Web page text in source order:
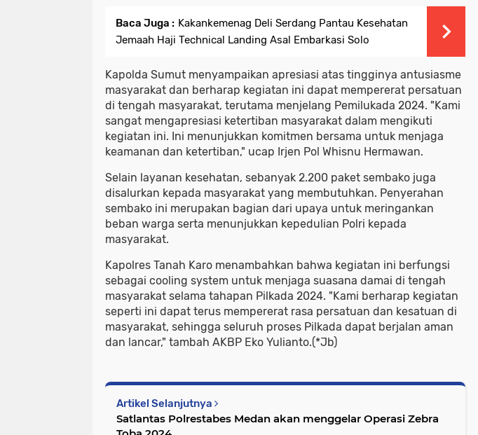
Baca Juga : Kakankemenag Deli Serdang Pantau Kesehatan
Jemaah Haji Technical Landing Asal Embarkasi Solo
Kapolda Sumut menyampaikan apresiasi atas tingginya antusiasme
masyarakat dan berharap kegiatan ini dapat mempererat persatuan
di tengah masyarakat, terutama menjelang Pemilukada 2024. "Kami
sangat mengapresiasi ketertiban masyarakat dalam mengikuti
kegiatan ini. Ini menunjukkan komitmen bersama untuk menjaga
keamanan dan ketertiban," ucap Irjen Pol Whisnu Hermawan.
Selain layanan kesehatan, sebanyak 2.200 paket sembako juga
disalurkan kepada masyarakat yang membutuhkan. Penyerahan
sembako ini merupakan bagian dari upaya untuk meringankan
beban warga serta menunjukkan kepedulian Polri kepada
masyarakat.
Kapolres Tanah Karo menambahkan bahwa kegiatan ini berfungsi
sebagai cooling system untuk menjaga suasana damai di tengah
masyarakat selama tahapan Pilkada 2024. "Kami berharap kegiatan
seperti ini dapat terus mempererat rasa persatuan dan kesatuan di
masyarakat, sehingga seluruh proses Pilkada dapat berjalan aman
dan lancar," tambah AKBP Eko Yulianto.(*Jb)
Artikel Selanjutnya
Satlantas Polrestabes Medan akan menggelar Operasi Zebra